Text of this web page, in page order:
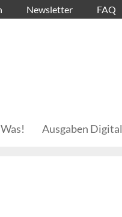
Newsletter FAQ
Ausgaben Digital